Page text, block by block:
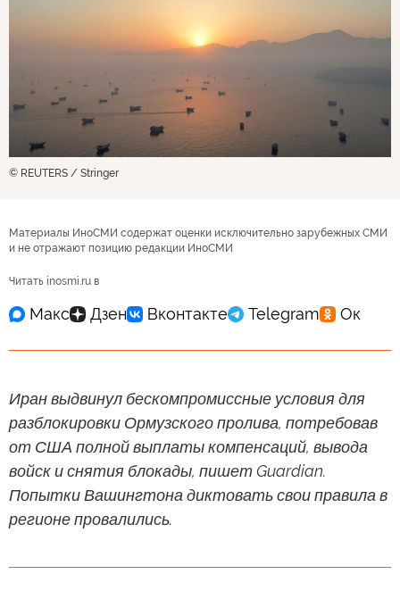
© REUTERS / Stringer
Материалы ИноСМИ содержат оценки исключительно зарубежных СМИ
и не отражают позицию редакции ИноСМИ
Читать inosmi.ru в
Иран выдвинул бескомпромиссные условия для
разблокировки Ормузского пролива, потребовав
от США полной выплаты компенсаций, вывода
войск и снятия блокады, пишет Guardian.
Попытки Вашингтона диктовать свои правила в
регионе провалились.